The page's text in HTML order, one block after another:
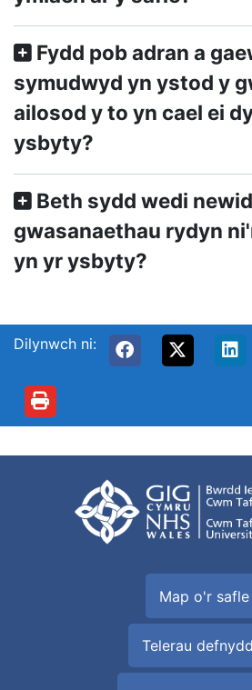
Fydd pob adran a
symudwyd yn ystod y
ailosod y to yn cael ei
ysbyty?
Beth sydd wedi
gwasanaethau rydyn
yn yr ysbyty?
Dilynwch ni:
Map o'r safle
Telerau